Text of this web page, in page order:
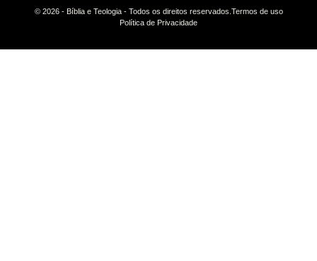
© 2026 - Bíblia e Teologia - Todos os direitos reservados. Termos de uso
Política de Privacidade